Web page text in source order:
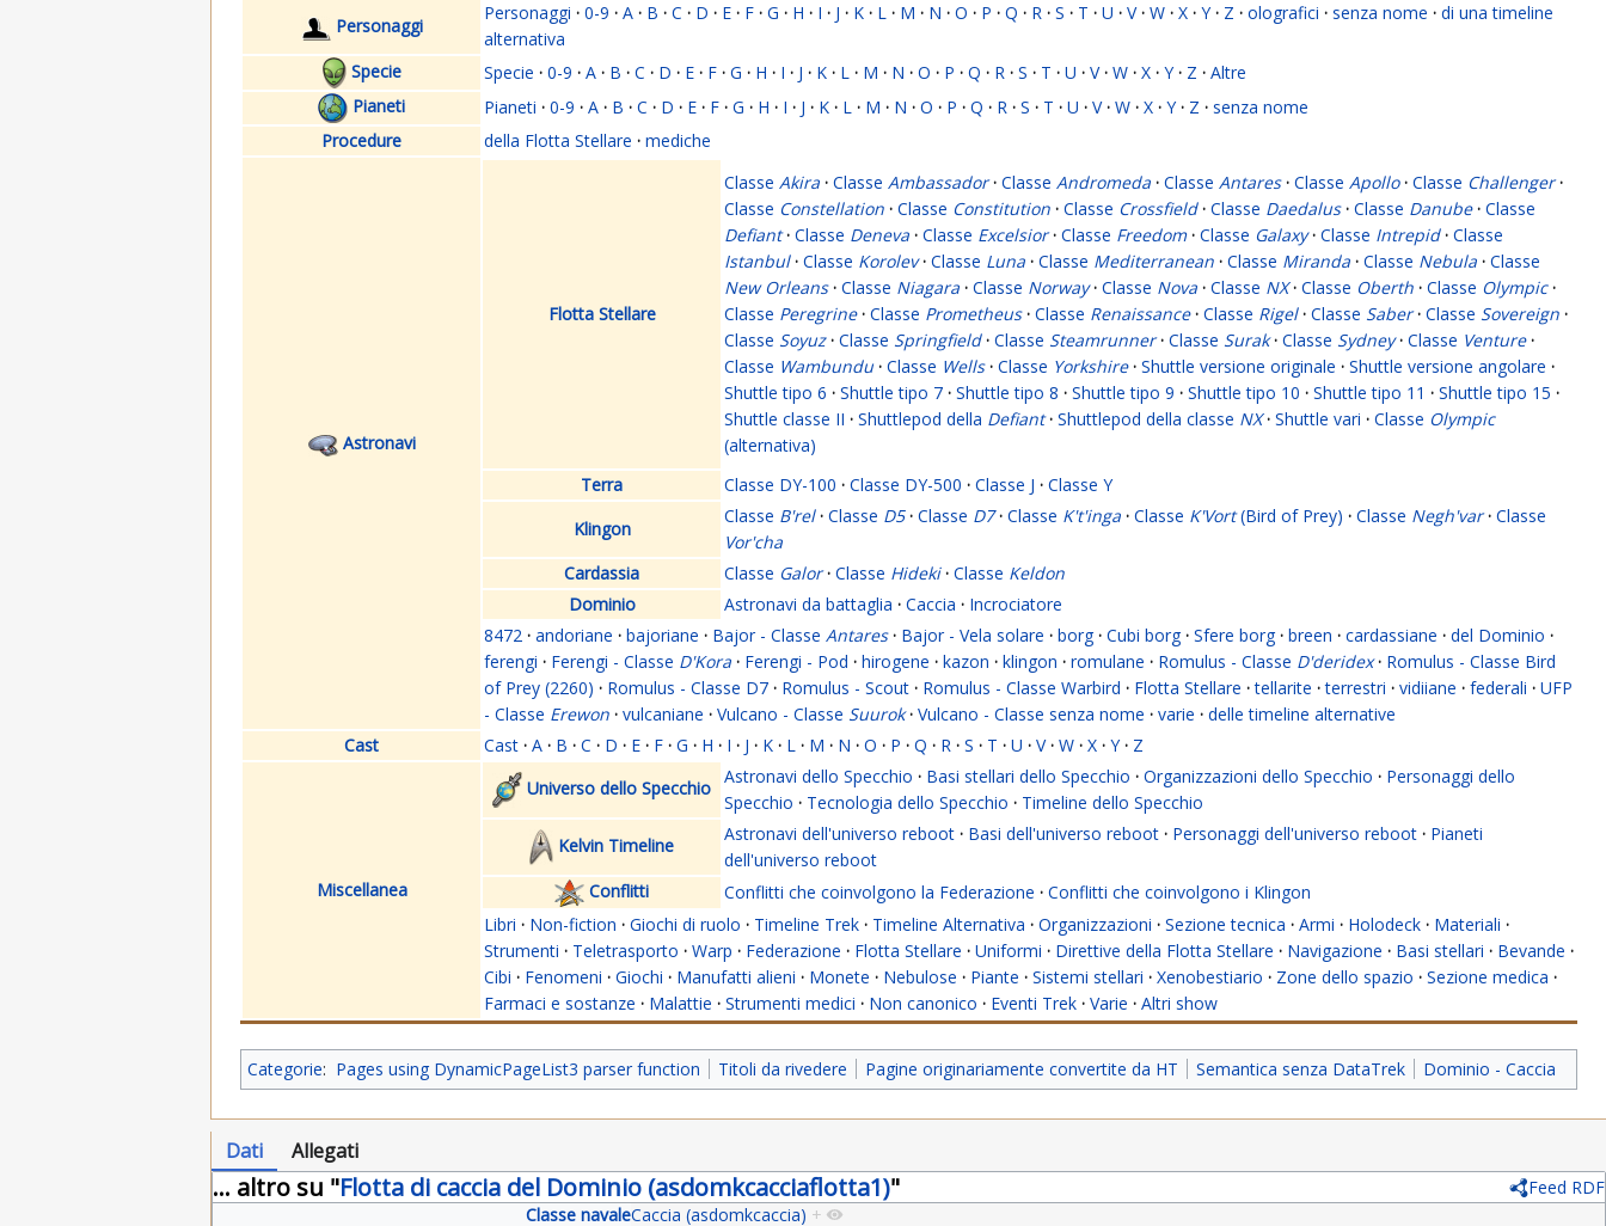
Personaggi
Personaggi · 0-9 · A · B · C · D · E · F · G · H · I · J · K · L · M · N · O · P · Q · R · S · T · U · V · W · X · Y · Z · olografici · senza nome · di una timeline
alternativa
Specie
Specie · 0-9 · A · B · C · D · E · F · G · H · I · J · K · L · M · N · O · P · Q · R · S · T · U · V · W · X · Y · Z · Altre
Pianeti
Pianeti · 0-9 · A · B · C · D · E · F · G · H · I · J · K · L · M · N · O · P · Q · R · S · T · U · V · W · X · Y · Z · senza nome
Procedure
della Flotta Stellare · mediche
Astronavi
Flotta Stellare
Classe Akira · Classe Ambassador · Classe Andromeda · Classe Antares · Classe Apollo · Classe Challenger ·
Classe Constellation · Classe Constitution · Classe Crossfield · Classe Daedalus · Classe Danube · Classe
Defiant · Classe Deneva · Classe Excelsior · Classe Freedom · Classe Galaxy · Classe Intrepid · Classe
Istanbul · Classe Korolev · Classe Luna · Classe Mediterranean · Classe Miranda · Classe Nebula · Classe
New Orleans · Classe Niagara · Classe Norway · Classe Nova · Classe NX · Classe Oberth · Classe Olympic ·
Classe Peregrine · Classe Prometheus · Classe Renaissance · Classe Rigel · Classe Saber · Classe Sovereign ·
Classe Soyuz · Classe Springfield · Classe Steamrunner · Classe Surak · Classe Sydney · Classe Venture ·
Classe Wambundu · Classe Wells · Classe Yorkshire · Shuttle versione originale · Shuttle versione angolare ·
Shuttle tipo 6 · Shuttle tipo 7 · Shuttle tipo 8 · Shuttle tipo 9 · Shuttle tipo 10 · Shuttle tipo 11 · Shuttle tipo 15 ·
Shuttle classe II · Shuttlepod della Defiant · Shuttlepod della classe NX · Shuttle vari · Classe Olympic
(alternativa)
Terra
Classe DY-100 · Classe DY-500 · Classe J · Classe Y
Klingon
Classe B'rel · Classe D5 · Classe D7 · Classe K't'inga · Classe K'Vort(Bird of Prey) · Classe Negh'var · Classe
Vor'cha
Cardassia
Classe Galor · Classe Hideki · Classe Keldon
Dominio
Astronavi da battaglia · Caccia · Incrociatore
8472 · andoriane · bajoriane · Bajor - Classe Antares · Bajor - Vela solare · borg · Cubi borg · Sfere borg · breen · cardassiane · del Dominio ·
ferengi · Ferengi - Classe D'Kora · Ferengi - Pod · hirogene · kazon · klingon · romulane · Romulus - Classe D'deridex · Romulus - Classe Bird
of Prey (2260) · Romulus - Classe D7 · Romulus - Scout · Romulus - Classe Warbird · Flotta Stellare · tellarite · terrestri · vidiiane · federali · UFP
- Classe Erewon · vulcaniane · Vulcano - Classe Suurok · Vulcano - Classe senza nome · varie · delle timeline alternative
Cast
Cast · A · B · C · D · E · F · G · H · I · J · K · L · M · N · O · P · Q · R · S · T · U · V · W · X · Y · Z
Miscellanea
Universo dello Specchio
Astronavi dello Specchio · Basi stellari dello Specchio · Organizzazioni dello Specchio · Personaggi dello
Specchio · Tecnologia dello Specchio · Timeline dello Specchio
Kelvin Timeline
Astronavi dell'universo reboot · Basi dell'universo reboot · Personaggi dell'universo reboot · Pianeti
dell'universo reboot
Conflitti
Conflitti che coinvolgono la Federazione · Conflitti che coinvolgono i Klingon
Libri · Non-fiction · Giochi di ruolo · Timeline Trek · Timeline Alternativa · Organizzazioni · Sezione tecnica · Armi · Holodeck · Materiali ·
Strumenti · Teletrasporto · Warp · Federazione · Flotta Stellare · Uniformi · Direttive della Flotta Stellare · Navigazione · Basi stellari · Bevande ·
Cibi · Fenomeni · Giochi · Manufatti alieni · Monete · Nebulose · Piante · Sistemi stellari · Xenobestiario · Zone dello spazio · Sezione medica ·
Farmaci e sostanze · Malattie · Strumenti medici · Non canonico · Eventi Trek · Varie · Altri show
Categorie: Pages using DynamicPageList3 parser function Titoli da rivedere Pagine originariamente convertite da HT Semantica senza DataTrek Dominio - Caccia
Dati Allegati
... altro su "Flotta di caccia del Dominio (asdomkcacciaflotta1)"
Feed RDF
Classe navaleCaccia (asdomkcaccia) +